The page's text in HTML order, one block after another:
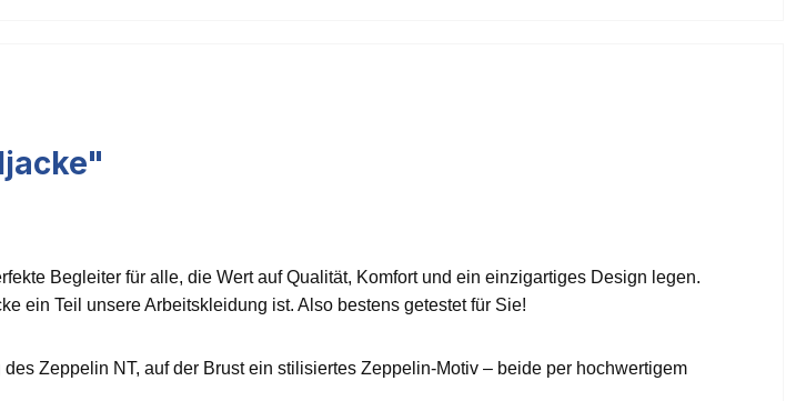
Begleiter für alle, die Wert auf Qualität, Komfort und ein einzigartiges Design legen.
ein Teil unsere Arbeitskleidung ist. Also bestens getestet für Sie!
Zeppelin NT, auf der Brust ein stilisiertes Zeppelin-Motiv – beide per hochwertigem